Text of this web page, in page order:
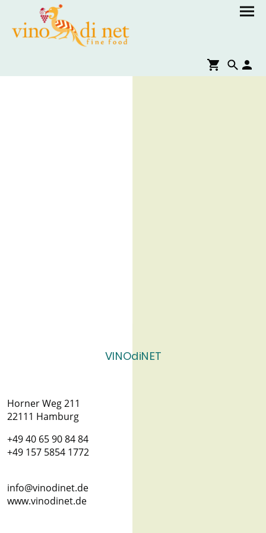
VINOdiNET
Horner Weg 211
22111 Hamburg
+49 40 65 90 84 84
+49 157 5854 1772
info@vinodinet.de
www.vinodinet.de